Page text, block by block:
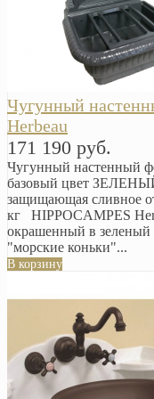
Чугунный
Herbeau
171 190 руб.
Чугунный настенный
базовый цвет
защищающая сливное
кг HIPPOCAMPES
окрашенный в зеленый
"морские коньки"...
В корзину